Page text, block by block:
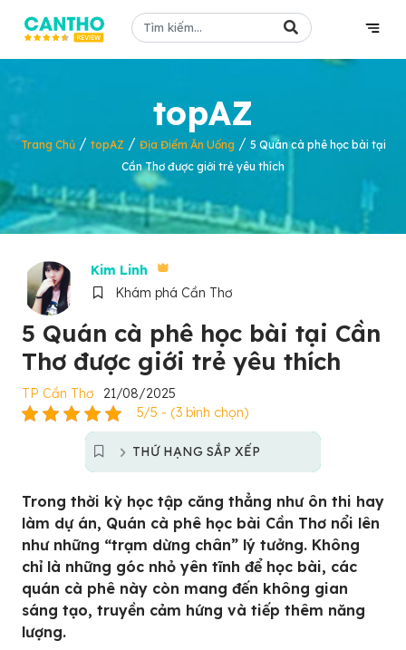
topAZ
Trang Chủ/ topAZ / Địa Điểm Ăn Uống / 5 Quán cà phê học bài tại
Cần Thơ được giới trẻ yêu thích
Kim Linh
Khám phá Cần Thơ
5 Quán cà phê học bài tại Cần
Thơ được giới trẻ yêu thích
TP Cần Thơ
21/08/2025
5/5 - (3 bình chọn)
THỨ HẠNG SẮP XẾP
Trong thời kỳ học tập căng thẳng như ôn thi hay
làm dự án, Quán cà phê học bài Cần Thơ nổi lên
như những “trạm dừng chân” lý tưởng. Không
chỉ là những góc nhỏ yên tĩnh để học bài, các
quán cà phê này còn mang đến không gian
sáng tạo, truyền cảm hứng và tiếp thêm năng
lượng.